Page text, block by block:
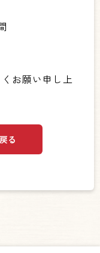
お願い申し上
る